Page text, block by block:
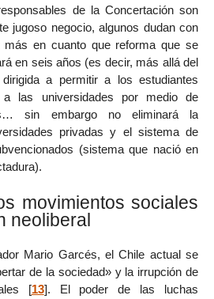
de la Concertación son
jugoso negocio, algunos dudan con
más en cuanto que reforma que se
en seis años (es decir, más allá del
dirigida a permitir a los estudiantes
a las universidades por medio de
sin embargo no eliminará la
privadas y el sistema de
(sistema que nació en
movimientos sociales
neoliberal
Mario Garcés, el Chile actual se
de la sociedad» y la irrupción de
[13]. El poder de las luchas